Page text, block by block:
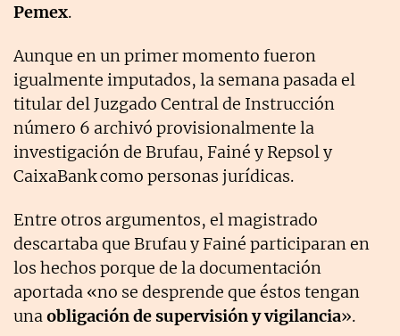
Pemex.
Aunque en un primer momento fueron
igualmente imputados, la semana pasada el
titular del Juzgado Central de Instrucción
número 6 archivó provisionalmente la
investigación de Brufau, Fainé y Repsol y
CaixaBank como personas jurídicas.
Entre otros argumentos, el magistrado
descartaba que Brufau y Fainé participaran en
los hechos porque de la documentación
aportada «no se desprende que éstos tengan
unaobligación de supervisión y vigilancia».